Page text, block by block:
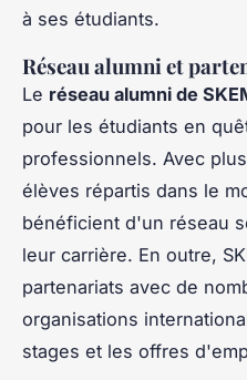
à ses étudiants.
Réseau alumni et
Le réseau alumni de
pour les étudiants en
professionnels. Avec
élèves répartis dans le
bénéficient d'un réseau
leur carrière. En outre,
partenariats avec de
organisations
stages et les offres